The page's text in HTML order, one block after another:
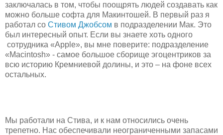
заключалась в том, чтобы поощрять людей создавать как
можно больше софта для Макинтошей. В первый раз я
работал со Стивом Джобсом в подразделении Мак. Это
был интересный опыт. Если вы знаете хоть одного
сотрудника «Apple», вы мне поверите: подразделение
«Macintosh» - самое большое сборище эгоцентриков за
всю историю Кремниевой долины, и это – на фоне всех
остальных.
Мы работали на Стива, и к нам относились очень
трепетно. Нас обеспечивали неограниченными запасами